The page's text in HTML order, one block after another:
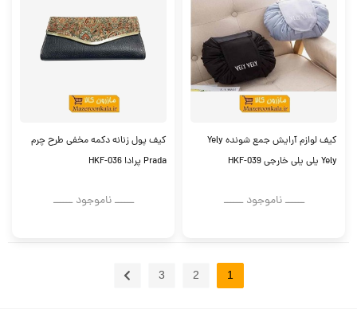
کیف لوازم آرایش جمع شونده Yely
Yely یلی یلی خارجی HKF-039
ــــــ ناموجود ــــــ
کیف پول زنانه دکمه مخفی طرح چرم
Prada پرادا HKF-036
ــــــ ناموجود ــــــ
1
2
3